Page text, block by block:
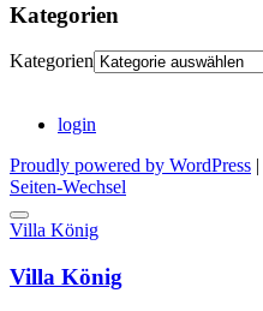
Kategorien
Kategorien
login
Proudly powered by WordPress
Seiten-Wechsel
Villa König
Villa König